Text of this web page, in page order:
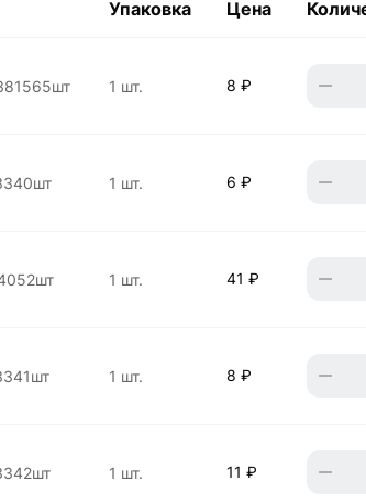
Упаковка Цена
1 шт. 8 ₽
1 шт. 6 ₽
1 шт. 41 ₽
1 шт. 8 ₽
1 шт. 11 ₽